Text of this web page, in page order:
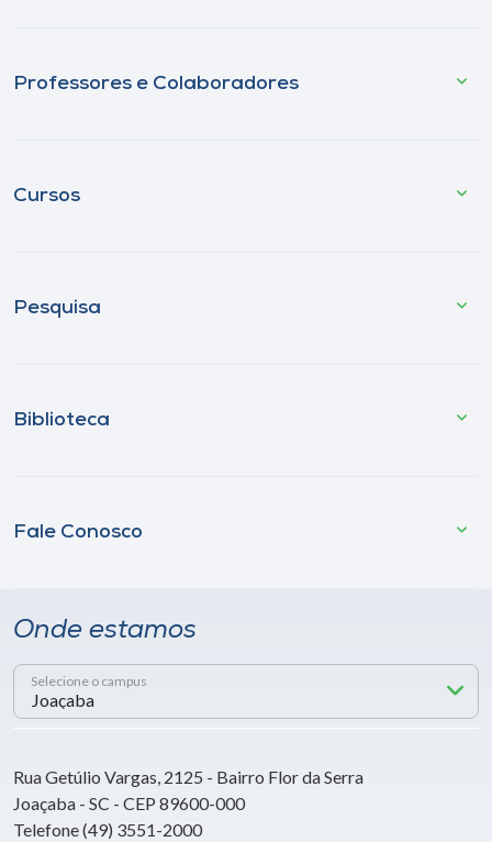
Professores e Colaboradores
Cursos
Pesquisa
Biblioteca
Fale Conosco
Onde estamos
Selecione o campus
Rua Getúlio Vargas, 2125 - Bairro Flor da Serra
Joaçaba - SC - CEP 89600-000
Telefone (49) 3551-2000